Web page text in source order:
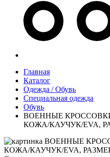
Главная
Каталог
Одежда / Обувь
Специальная одежда
Обувь
ВОЕННЫЕ
КОЖА/КАУЧУК/EVA,